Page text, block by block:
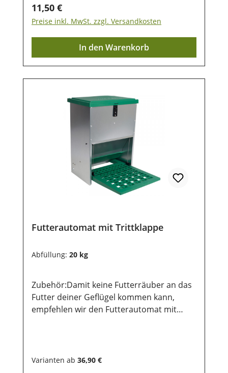
Regulärer Preis:
11,50 €
Preise inkl. MwSt. zzgl. Versandkosten
In den Warenkorb
Futterautomat mit Trittklappe
Abfüllung: 20 kg
Zubehör:Damit keine Futterräuber an das
Futter deiner Geflügel kommen kann,
empfehlen wir den Futterautomat mit
dem Befüllen wird der Deckel
Varianten ab 36,90 €